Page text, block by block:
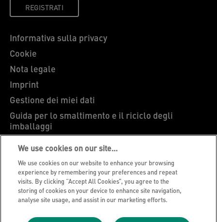
REGISTRATI
Informativa sulla privacy
Cookie
Nota legale
Imprint
Gestione dei miei dati
Guida per lo smaltimento e il riciclo degli
imballaggi
Blog Leitz
Carriere
Leitz EasyPrint
Ti serve assistenza?
Condizioni di garanzia
We use cookies on our site…
We use cookies on our website to enhance your browsing
experience by remembering your preferences and repeat
visits. By clicking “Accept All Cookies”, you agree to the
storing of cookies on your device to enhance site navigation,
analyse site usage, and assist in our marketing efforts.